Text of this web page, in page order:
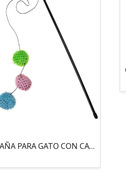
CAÑA PARA GATO CON CASCABEL, 3 PELOTAS CON CATNIP